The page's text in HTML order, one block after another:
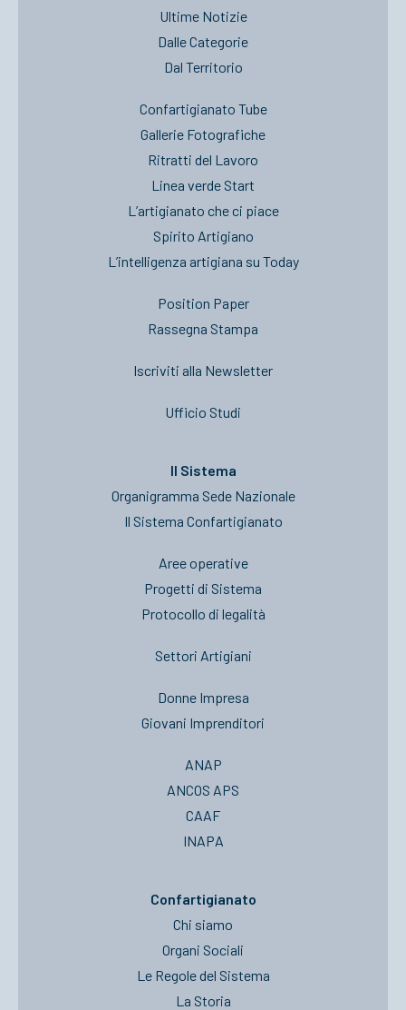
Ultime Notizie
Dalle Categorie
Dal Territorio
Confartigianato Tube
Gallerie Fotografiche
Ritratti del Lavoro
Linea verde Start
L’artigianato che ci piace
Spirito Artigiano
L’intelligenza artigiana su Today
Position Paper
Rassegna Stampa
Iscriviti alla Newsletter
Ufficio Studi
Il Sistema
Organigramma Sede Nazionale
Il Sistema Confartigianato
Aree operative
Progetti di Sistema
Protocollo di legalità
Settori Artigiani
Donne Impresa
Giovani Imprenditori
ANAP
ANCOS APS
CAAF
INAPA
Confartigianato
Chi siamo
Organi Sociali
Le Regole del Sistema
La Storia